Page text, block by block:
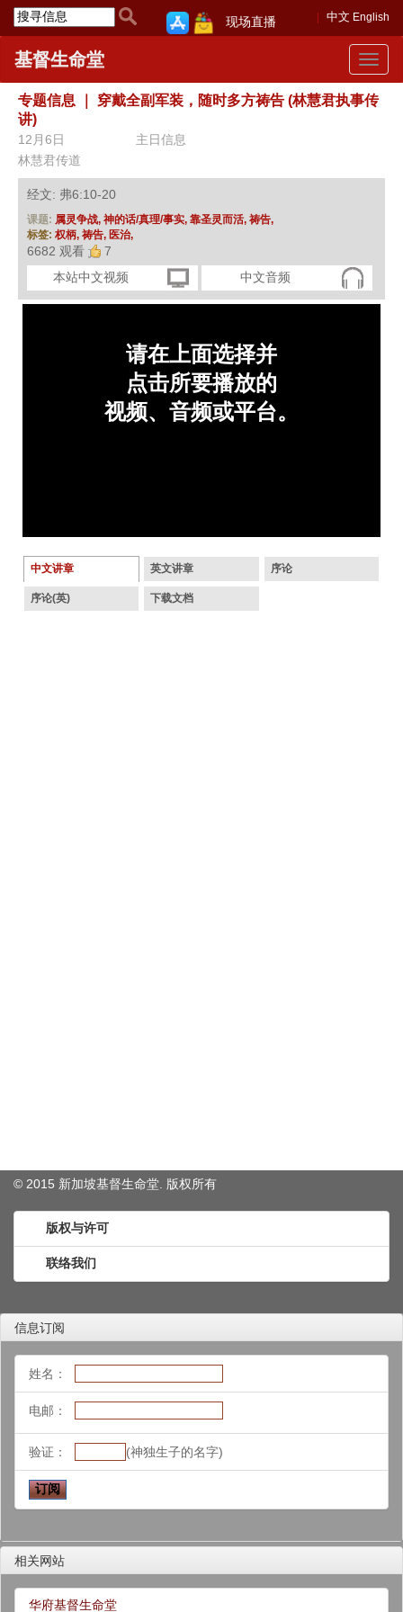
中文 English
现场直播
Toggle
基督生命堂
专题信息
穿戴全副军装，随时多方祷告 (林慧君执事传
讲)
12月6日
主日信息
林慧君传道
经文: 弗6:10-20
课题: 属灵争战, 神的话/真理/事实, 靠圣灵而活, 祷告,
标签: 权柄, 祷告, 医治,
6682 观看
7
本站中文视频
中文音频
中文讲章 英文讲章 序论
序论(英) 下载文档
© 2015 新加坡基督生命堂. 版权所有
版权与许可
联络我们
信息订阅
姓名：
电邮：
验证： (神独生子的名字)
相关网站
华府基督生命堂